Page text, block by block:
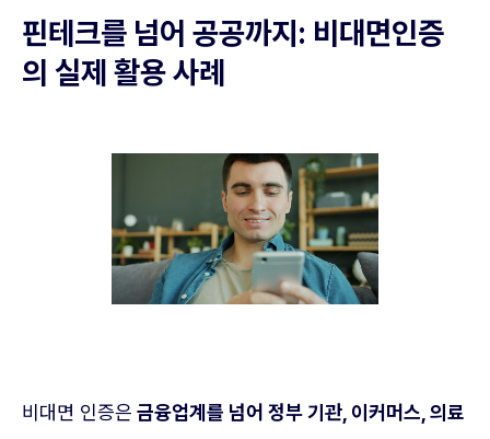
핀테크를 넘어 공공까지: 비대면인증
의 실제 활용 사례
비대면 인증은 금융업계를 넘어 정부 기관, 이커머스, 의료